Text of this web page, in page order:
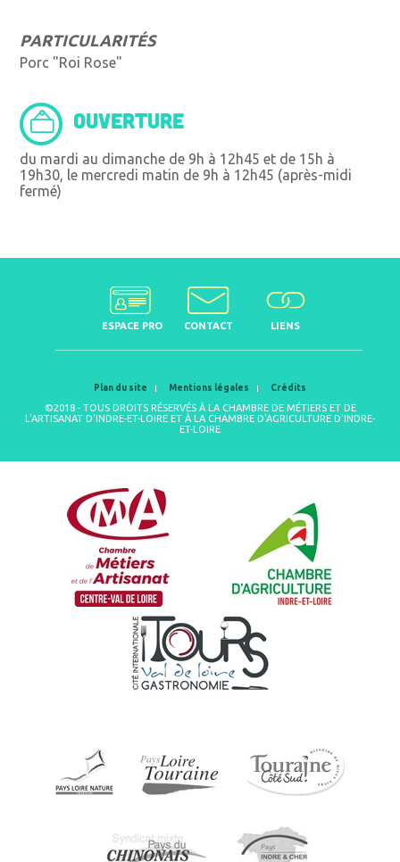
PARTICULARITÉS
Porc "Roi Rose"
OUVERTURE
du mardi au dimanche de 9h à 12h45 et de 15h à
19h30, le mercredi matin de 9h à 12h45 (après-midi
fermé)
ESPACE PRO CONTACT LIENS
Plan du site Mentions légales Crédits
©2018 - TOUS DROITS RÉSERVÉS À LA CHAMBRE DE MÉTIERS ET DE
L'ARTISANAT D'INDRE-ET-LOIRE ET À LA CHAMBRE D'AGRICULTURE D'INDRE-
ET-LOIRE